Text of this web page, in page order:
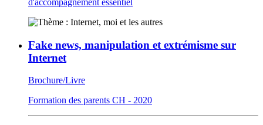
Fake news, manipulation et extrémisme sur
Internet
Brochure/Livre
Formation des parents CH - 2020